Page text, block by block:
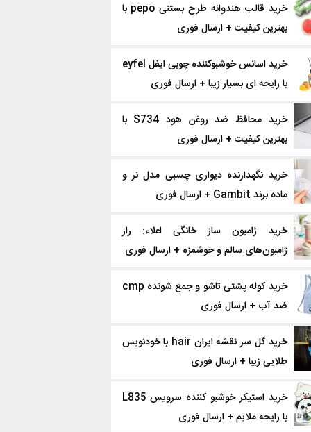
خرید قالب هندوانه طرح بستنی pepo با
بهترین کیفیت + ارسال فوری
خرید اسانس خوشبوکننده چوبی ایفل eyfel
با رایحه ای بسیار زیبا + ارسال فوری
خرید محافظ ضد روغن هود S734 با
بهترین کیفیت + ارسال فوری
خرید نگهدارنده دیواری چسبی مدل نر و
ماده برند Gambit + ارسال فوری
خرید ژامبون ساز خانگی اعلاء: راز
ژامبون‌های سالم و خوشمزه + ارسال فوری
خرید کوله پشتی تاشو و جمع شونده cmp
ضد آب + ارسال فوری
خرید گل سر نقشه ایران hair با خودنویس
طلایی زیبا + ارسال فوری
خرید استیکر خوشبو کننده سرویس L835
با رایحه ملایم + ارسال فوری